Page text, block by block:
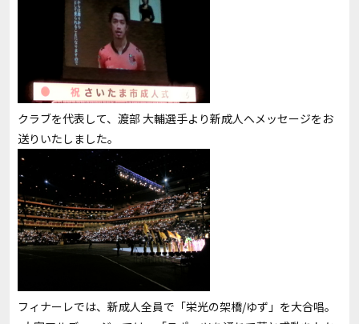
クラブを代表して、渡部 大輔選手より新成人へメッセージをお
送りいたしました。
フィナーレでは、新成人全員で「栄光の架橋/ゆず」を大合唱。